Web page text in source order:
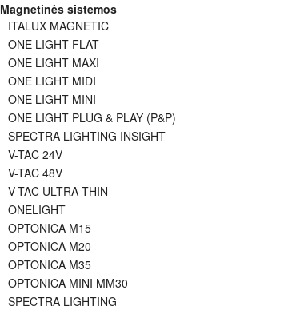
Magnetinės sistemos
ITALUX MAGNETIC
ONE LIGHT FLAT
ONE LIGHT MAXI
ONE LIGHT MIDI
ONE LIGHT MINI
ONE LIGHT PLUG & PLAY (P&P)
SPECTRA LIGHTING INSIGHT
V-TAC 24V
V-TAC 48V
V-TAC ULTRA THIN
ONELIGHT
OPTONICA M15
OPTONICA M20
OPTONICA M35
OPTONICA MINI MM30
SPECTRA LIGHTING